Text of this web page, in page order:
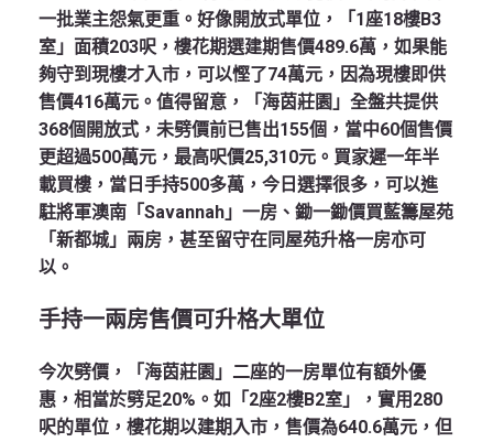
一批業主怨氣更重。好像開放式單位，「1座18樓B3
室」面積203呎，樓花期選建期售價489.6萬，如果能
夠守到現樓才入市，可以慳了74萬元，因為現樓即供
售價416萬元。值得留意，「海茵莊園」全盤共提供
368個開放式，未劈價前已售出155個，當中60個售價
更超過500萬元，最高呎價25,310元。買家遲一年半
載買樓，當日手持500多萬，今日選擇很多，可以進
駐將軍澳南「Savannah」一房、鋤一鋤價買藍籌屋苑
「新都城」兩房，甚至留守在同屋苑升格一房亦可
以。
手持一兩房售價可升格大單位
今次劈價，「海茵莊園」二座的一房單位有額外優
惠，相當於劈足20%。如「2座2樓B2室」，實用280
呎的單位，樓花期以建期入市，售價為640.6萬元，但